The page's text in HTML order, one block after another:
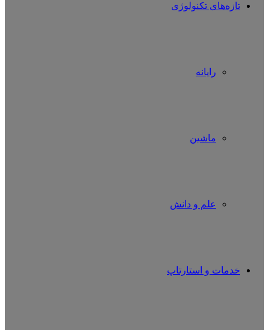
تازه‌های تکنولوژی
رایانه
ماشین
علم و دانش
خدمات و استارتاپ